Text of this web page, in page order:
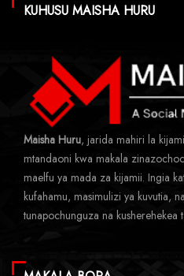
KUHUSU MAISHA HURU
Maisha Huru, jarida mahiri la
mtandaoni kwa makala
maelfu ya mada za kijamii. Ingia
kufahamu, masimulizi ya kuvutia,
tunapochunguza na